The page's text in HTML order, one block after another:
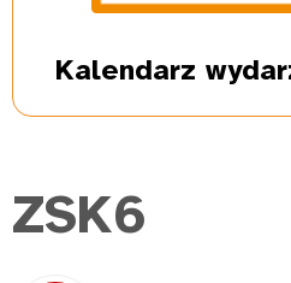
Kalendarz
ZSK6